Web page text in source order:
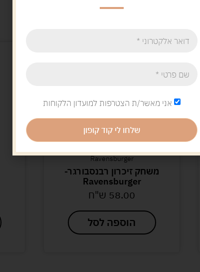
Ravensburger
משחק זיכרון רבנסבורגר-
Ravensburger
58.00 ש"ח
הוספה לסל
אני מאשר/ת הצטרפות למועדון הלקוחות
שלחו לי קוד קופון